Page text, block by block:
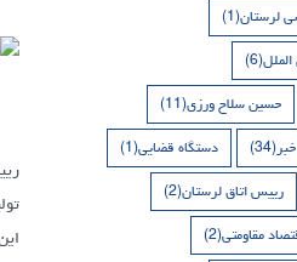
لرستان(1)
(6)
حسین سلاح ورزی(11)
خبر(34) دستگاه قضایی(1)
رییس اتاق لرستان(2)
مقاومتی(2)